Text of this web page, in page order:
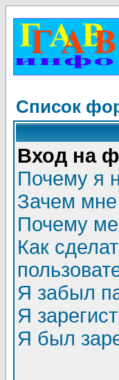
Список
Вход на
Почему я
Зачем мне
Почему
Как
Я забыл
Я
Я был